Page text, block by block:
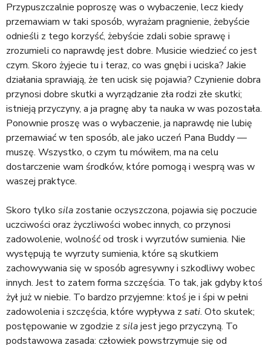
Przypuszczalnie poproszę was o wybaczenie, lecz kiedy
przemawiam w taki sposób, wyrażam pragnienie, żebyście
odnieśli z tego korzyść, żebyście zdali sobie sprawę i
zrozumieli co naprawdę jest dobre. Musicie wiedzieć co jest
czym. Skoro żyjecie tu i teraz, co was gnębi i uciska? Jakie
działania sprawiają, że ten ucisk się pojawia? Czynienie dobra
przynosi dobre skutki a wyrządzanie zła rodzi złe skutki;
istnieją przyczyny, a ja pragnę aby ta nauka w was pozostała.
Ponownie proszę was o wybaczenie, ja naprawdę nie lubię
przemawiać w ten sposób, ale jako uczeń Pana Buddy —
muszę. Wszystko, o czym tu mówiłem, ma na celu
dostarczenie wam środków, które pomogą i wesprą was w
waszej praktyce.
Skoro tylko sila zostanie oczyszczona, pojawia się poczucie
uczciwości oraz życzliwości wobec innych, co przynosi
zadowolenie, wolność od trosk i wyrzutów sumienia. Nie
występują te wyrzuty sumienia, które są skutkiem
zachowywania się w sposób agresywny i szkodliwy wobec
innych. Jest to zatem forma szczęścia. To tak, jak gdyby ktoś
żył już w niebie. To bardzo przyjemne: ktoś je i śpi w pełni
zadowolenia i szczęścia, które wypływa z sati. Oto skutek;
postępowanie w zgodzie z silajest jego przyczyną. To
podstawowa zasada: człowiek powstrzymuje się od